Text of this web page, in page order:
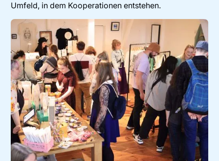
Umfeld, in dem Kooperationen entstehen.